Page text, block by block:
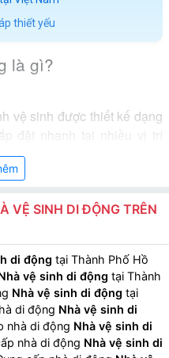
thiết yếu
là gì?
vệ sinh được thiết kế dạng
đặt nhanh tại nhiều vị trí
quả cho các khu vực chưa
tạm thời như công trình
VỆ SINH DI ĐỘNG TRÊN
di động tại Thành Phố Hồ
vệ sinh di động tại Thành
Nhà vệ sinh di động tại
di động Nhà vệ sinh di
nhà di động Nhà vệ sinh di
nhà di động Nhà vệ sinh di